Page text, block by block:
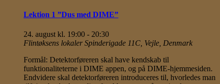
Lektion 1 ”Dus med DIME”
24. august kl. 19:00 - 20:30
Flintøksens lokalerSpinderigade 11C, Vejle, Denmark
Formål: Detektorføreren skal have kendskab til
funktionaliteterne i DIME appen, og på DIME-hjemmesiden.
Endvidere skal detektorføreren introduceres til, hvorledes man